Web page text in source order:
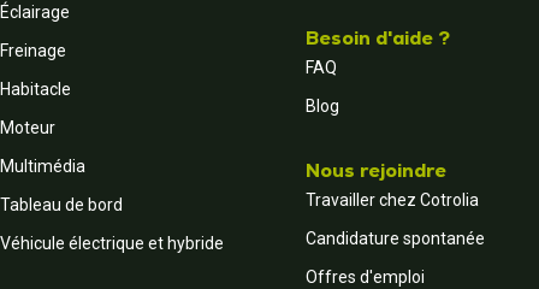
Éclairage
Freinage
Habitacle
Moteur
Multimédia
Tableau de bord
Véhicule électrique et hybride
Besoin d'aide ?
FAQ
Blog
Nous rejoindre
Travailler chez Cotrolia
Candidature spontanée
Offres d'emploi